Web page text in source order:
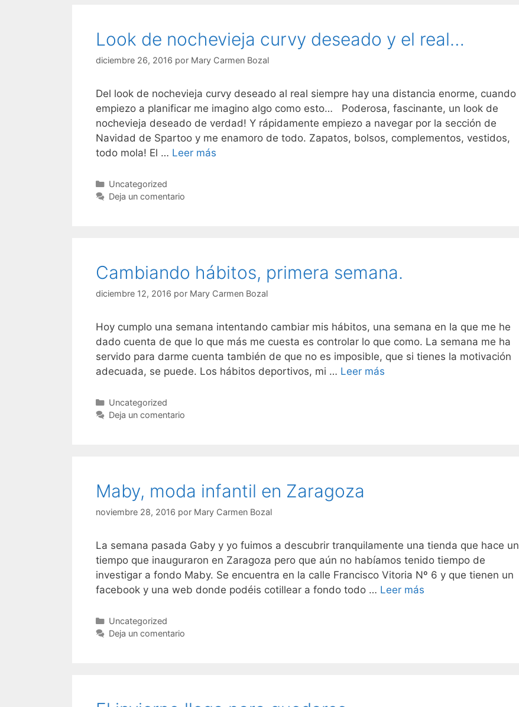
Look de nochevieja curvy deseado y el real…
diciembre 26, 2016 por Mary Carmen Bozal
Del look de nochevieja curvy deseado al real siempre hay una distancia enorme, cuando
empiezo a planificar me imagino algo como esto… Poderosa, fascinante, un look de
nochevieja deseado de verdad! Y rápidamente empiezo a navegar por la sección de
Navidad de Spartoo y me enamoro de todo. Zapatos, bolsos, complementos, vestidos,
todo mola! El … Leer más
Categorías
Uncategorized
Deja un comentario
Cambiando hábitos, primera semana.
diciembre 12, 2016 por Mary Carmen Bozal
Hoy cumplo una semana intentando cambiar mis hábitos, una semana en la que me he
dado cuenta de que lo que más me cuesta es controlar lo que como. La semana me ha
servido para darme cuenta también de que no es imposible, que si tienes la motivación
adecuada, se puede. Los hábitos deportivos, mi … Leer más
Categorías
Uncategorized
Deja un comentario
Maby, moda infantil en Zaragoza
noviembre 28, 2016 por Mary Carmen Bozal
La semana pasada Gaby y yo fuimos a descubrir tranquilamente una tienda que hace un
tiempo que inauguraron en Zaragoza pero que aún no habíamos tenido tiempo de
investigar a fondo Maby. Se encuentra en la calle Francisco Vitoria Nº 6 y que tienen un
facebook y una web donde podéis cotillear a fondo todo … Leer más
Categorías
Uncategorized
Deja un comentario